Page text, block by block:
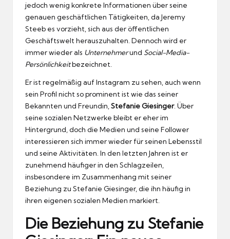
jedoch wenig konkrete Informationen über seine
genauen geschäftlichen Tätigkeiten, da Jeremy
Steeb es vorzieht, sich aus der öffentlichen
Geschäftswelt herauszuhalten. Dennoch wird er
immer wieder als Unternehmerund Social-Media-
Persönlichkeitbezeichnet.
Er ist regelmäßig auf Instagram zu sehen, auch wenn
sein Profil nicht so prominent ist wie das seiner
Bekannten und Freundin, Stefanie Giesinger. Über
seine sozialen Netzwerke bleibt er eher im
Hintergrund, doch die Medien und seine Follower
interessieren sich immer wieder für seinen Lebensstil
und seine Aktivitäten. In den letzten Jahren ist er
zunehmend häufiger in den Schlagzeilen,
insbesondere im Zusammenhang mit seiner
Beziehung zu Stefanie Giesinger, die ihn häufig in
ihren eigenen sozialen Medien markiert.
Die Beziehung zu Stefanie